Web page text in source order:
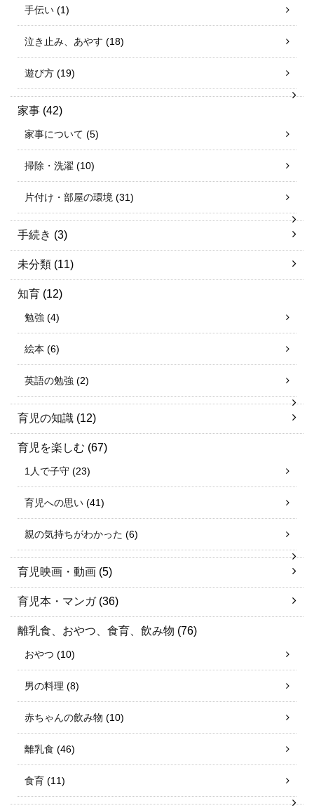
手伝い (1)
泣き止み、あやす (18)
遊び方 (19)
家事 (42)
家事について (5)
掃除・洗濯 (10)
片付け・部屋の環境 (31)
手続き (3)
未分類 (11)
知育 (12)
勉強 (4)
絵本 (6)
英語の勉強 (2)
育児の知識 (12)
育児を楽しむ (67)
1人で子守 (23)
育児への思い (41)
親の気持ちがわかった (6)
育児映画・動画 (5)
育児本・マンガ(36)
離乳食、おやつ、食育、飲み物 (76)
おやつ (10)
男の料理 (8)
赤ちゃんの飲み物 (10)
離乳食 (46)
食育 (11)